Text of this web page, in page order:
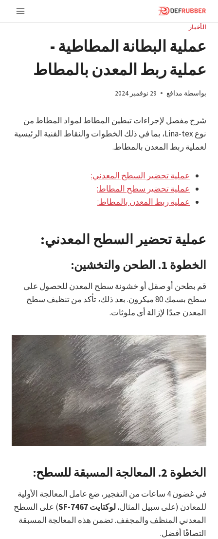
تخطى
المحتوى
الأخبار
عملية البطانة المطاطية -
عملية ربط المعدن بالمطاط
بواسطة مدافع 29 نوفمبر 2024
شرح مفصل لإجراءات تبطين المطاط لمواد المطاط من
نوع Lina-tex، بما في ذلك الخطوات والنقاط الفنية الرئيسية
لعملية ربط المعدن بالمطاط.
عملية تحضير السطح المعدني:
عملية تحضير سطح المطاط:
عملية ربط المعدن بالمطاط:
عملية تحضير السطح المعدني:
الخطوة 1. الطحن والتخشين:
قم بطحن أو صقل أو خشونة سطح المعدن للحصول على
سطح بسمك 80 ميكرون. بعد ذلك، تأكد من تنظيف سطح
المعدن جيدًا لإزالة أي ملوثات.
الخطوة 2. المعالجة المسبقة للسطح:
في غضون 4 ساعات من التفجير، ضع عامل المعالجة الأولية
للمعادن (على سبيل المثال،لوكتايت SF-7467
) على السطح
المعدني المنظف والمجفف. تضمن هذه المعالجة المسبقة
التصاقًا أفضل.